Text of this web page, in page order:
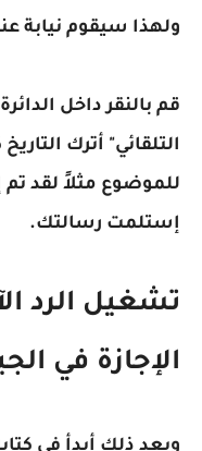
ولهذا سيقوم نيابة
قم بالنقر داخل
التلقائي" أترك
للموضوع مثلاً لقد تم
إستلمت رسالتك.
تشغيل الرد
الإجازة في
وبعد ذلك أبدأ في